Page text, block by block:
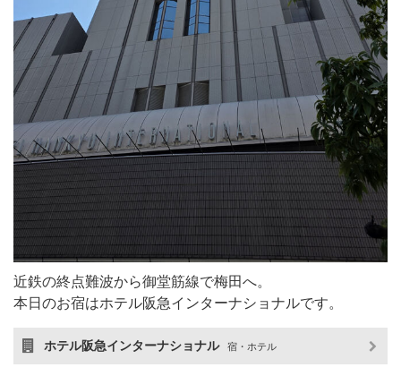
近鉄の終点難波から御堂筋線で梅田へ。
本日のお宿はホテル阪急インターナショナルです。
ホテル阪急インターナショナル 宿・ホテル